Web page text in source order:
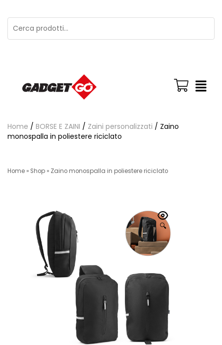
Home / BORSE E ZAINI / Zaini personalizzati / Zaino
monospalla in poliestere riciclato
Home » Shop » Zaino monospalla in poliestere riciclato
🔍